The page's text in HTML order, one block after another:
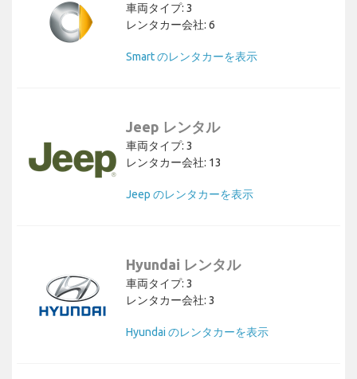
車両タイプ: 3
レンタカー会社: 6
Smart のレンタカーを表示
Jeep レンタル
車両タイプ: 3
レンタカー会社: 13
Jeep のレンタカーを表示
Hyundai レンタル
車両タイプ: 3
レンタカー会社: 3
Hyundai のレンタカーを表示